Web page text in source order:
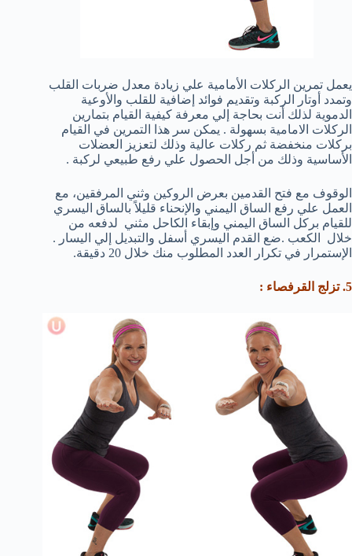
يعمل تمرين الركلات الأمامية علي زيادة معدل ضربات القلب
وتمدد أوتار الركبة وتقديم فوائد إضافية للقلب والأوعية
الدموية لذلك أنت بحاجة إلي معرفة كيفية القيام بتمارين
الركلات الامامية بسهولة . يمكن سر هذا التمرين في القيام
بركلات منخفضة ثم ركلات عالية وذلك لتعزيز العضلات
الأساسية وذلك من أجل الحصول علي رفع طبيعي لركبة .
الوقوف مع فتح القدمين بعرض الروكين وثني المرفقين، مع
العمل علي رفع الساق اليمني والإنحناء قليلاً بالساق اليسري
للقيام بركل الساق اليمني وإبقاء الكاحل مثني لدفعه من
خلال الكعب .ضع القدم اليسري أسفل والتبديل إلي اليسار .
الإستمرار في تكرار العدد المطلوب منك خلال 20 دقيقة.
5. تزلج القرفصاء :